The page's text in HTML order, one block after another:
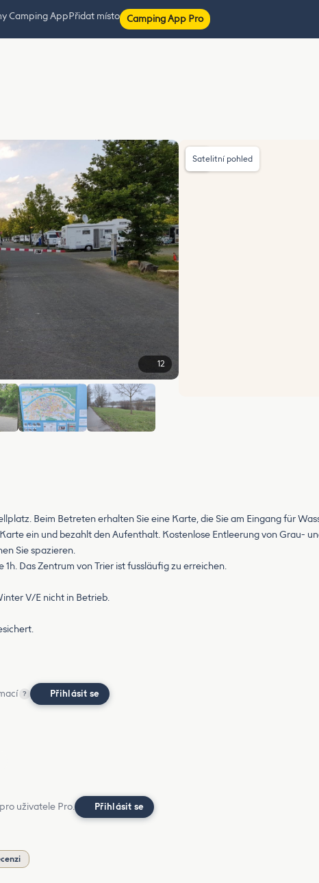
Camping AppPřidat místo Camping App Pro
12
Satelitní pohled
Beim Betreten erhalten Sie eine Karte, die Sie am Eingang für
ein und bezahlt den Aufenthalt. Kostenlose Entleerung von Grau-
Sie spazieren.
Das Zentrum von Trier ist fussläufig zu erreichen.
V/E nicht in Betrieb.
? Přihlásit se
uživatele Pro. Přihlásit se